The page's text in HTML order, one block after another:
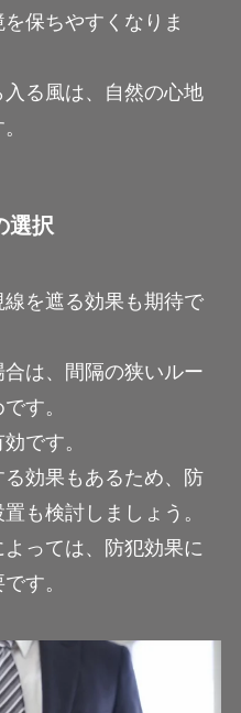
保ちやすくなりま
る風は、自然の心地
選択
を遮る効果も期待で
は、間隔の狭いルー
す。
です。
効果もあるため、防
も検討しましょう。
っては、防犯効果に
す。